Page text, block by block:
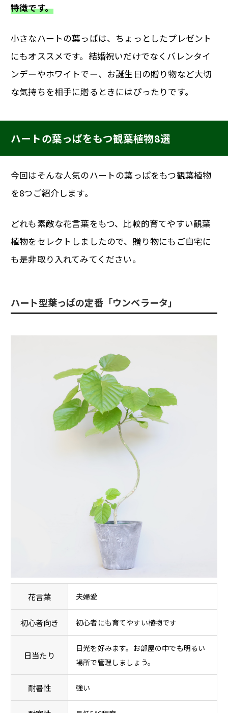
特徴です。
小さなハートの葉っぱは、ちょっとしたプレゼント
にもオススメです。結婚祝いだけでなくバレンタイ
ンデーやホワイトでー、お誕生日の贈り物など大切
な気持ちを相手に贈るときにはぴったりです。
ハートの葉っぱをもつ観葉植物8選
今回はそんな人気のハートの葉っぱをもつ観葉植物
を8つご紹介します。
どれも素敵な花言葉をもつ、比較的育てやすい観葉
植物をセレクトしましたので、贈り物にもご自宅に
も是非取り入れてみてください。
ハート型葉っぱの定番「ウンベラータ」
花言葉 夫婦愛
初心者向き 初心者にも育てやすい植物です
日当たり
日光を好みます。お部屋の中でも明るい
場所で管理しましょう。
耐暑性 強い